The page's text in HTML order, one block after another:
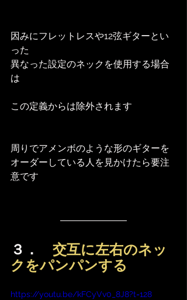
因みにフレットレスや12弦ギターとい
った
異なった設定のネックを使用する場合
は
この定義からは除外されます
周りでアメンボのような形のギターを
オーダーしている人を見かけたら要注
意です
３． 交互に左右のネッ
クをパンパンする
https://youtu.be/kFCyVv0_8J8?t=128